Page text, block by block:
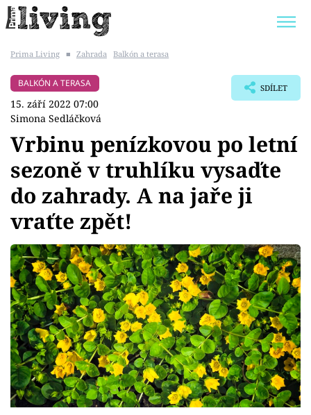
BYDLENÍ SLAVNÝCH
Témata
Bydlení
Zahrada
Design
Sledujte prima+
Přihlášení
Sledujte nás
Prima Living ■ Zahrada Balkón a terasa
BALKÓN A TERASA
15. září 2022 07:00
Simona Sedláčková
SDÍLET
Vrbinu penízkovou po letní
sezoně v truhlíku vysaďte
do zahrady. A na jaře ji
vraťte zpět!